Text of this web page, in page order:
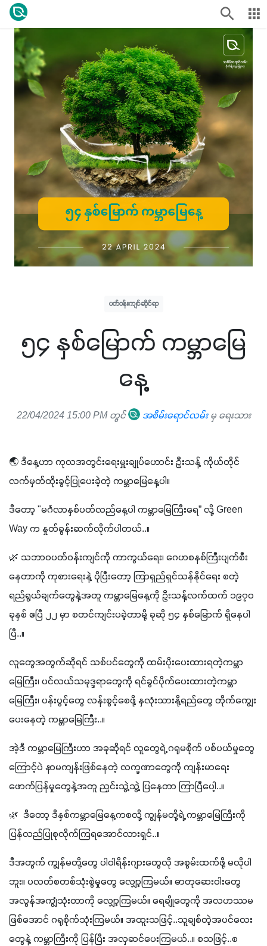
ပတ်ဝန်းကျင်ဆိုင်ရာ
၅၄ နှစ်မြောက် ကမ္ဘာမြေ
နေ့
22/04/2024 15:00 PM တွင် အစိမ်းရောင်လမ်းမှ ရေးသား
🌏 ဒီနေ့ဟာ ကုလအတွင်းရေးမှူးချုပ်ဟောင်း ဦးသန့် ကိုယ်တိုင်
လက်မှတ်ထိုးခွင့်ပြုပေးခဲ့တဲ့ ကမ္ဘာမြေနေ့ပါ။
ဒီတော့ "မင်္ဂလာနှစ်ပတ်လည်နေ့ပါ ကမ္ဘာမြေကြီးရေ” လို့ Green
Way က နှုတ်ခွန်းဆက်လိုက်ပါတယ်..။
🌿 သဘာဝပတ်ဝန်းကျင်ကို ကာကွယ်ရေး၊ ဂေဟစနစ်ကြီးပျက်စီး
နေတာကို ကုစားရေးနဲ့ ပိုပြီးတော့ ကြာရှည်ရှင်သန်နိုင်ရေး စတဲ့
ရည်ရွယ်ချက်တွေနဲ့အတူ ကမ္ဘာမြေနေ့ကို ဦးသန့်လက်ထက် ၁၉၇၀
ခုနှစ် ဧပြီ ၂၂ မှာ စတင်ကျင်းပခဲ့တာမို့ ခုဆို ၅၄ နှစ်မြောက် ရှိနေပါ
ပြီ..။
လူတွေအတွက်ဆိုရင် သစ်ပင်တွေကို ထမ်းပိုးပေးထားရတဲ့ကမ္ဘာ
မြေကြီး၊ ပင်လယ်သမုဒ္ဒရာတွေကို ရင်ခွင်ပိုက်ပေးထားတဲ့ကမ္ဘာ
မြေကြီး၊ ပန်းပွင့်တွေ လန်းစွင့်စေဖို့ နှလုံးသားနို့ရည်တွေ တိုက်ကျွေး
ပေးနေတဲ့ ကမ္ဘာမြေကြီး..။
အဲ့ဒီ ကမ္ဘာမြေကြီးဟာ အခုဆိုရင် လူတွေရဲ့ ဂရုမစိုက် ပစ်ပယ်မှုတွေ
ကြောင့်ပဲ နာမကျန်းဖြစ်နေတဲ့ လက္ခဏာတွေကို ကျန်းမာရေး
ဖောက်ပြန်မှုတွေနဲ့အတူ ညှင်းသွဲ့သွဲ့ ပြနေတာ ကြာပြီပေါ့..။
🌿  ဒီတော့ ဒီနှစ်ကမ္ဘာမြေနေ့ကစလို့ ကျွန်မတို့ရဲ့ ကမ္ဘာမြေကြီးကို
ပြန်လည်ပြုစုလိုက်ကြရအောင်လားရှင်..။
ဒီအတွက် ကျွန်မတို့တွေ ပါဝါရိန်းဂျားတွေလို အစွမ်းထက်ဖို့ မလိုပါ
ဘူး။ ပလတ်စတစ်သုံးစွဲမှုတွေ လျှော့ကြမယ်။ ဓာတုဆေးဝါးတွေ
အလွန်အကျွံသုံးတာကို လျှော့ကြမယ်။ ရေချိုတွေကို အလဟဿမ
ဖြစ်အောင် ဂရုစိုက်သုံးကြမယ်။ အထူးသဖြင့်..သူချစ်တဲ့အပင်လေး
တွေနဲ့ ကမ္ဘာကြီးကို ပြန်ပြီး အလှဆင်ပေးကြမယ်..။ စသဖြင့်..စ